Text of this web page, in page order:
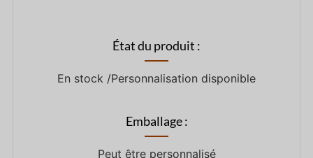
État du produit :
En stock /Personnalisation disponible
Emballage :
Peut être personnalisé